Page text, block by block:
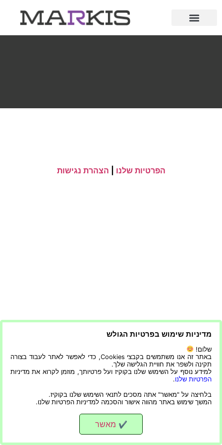
הפרטיות שלנו הצהרת נגישות
מדיניות שימוש בפרטיות הגולש
שלום!
באתר זה אנו משתמשים בקבצי Cookies, כדי לאפשר לאתר לעבוד בצורה
תקינה ולשפר את חוויית הגלישה שלך.
למידע נוסף על השימוש שלנו בקוקיז ועל פרטיותך, מוזמן לקרוא את מדיניות
הפרטיות שלנו.
בלחיצה על "מאשר" אתה מסכים לתנאי השימוש שלנו בקוקיז.
המשך שימוש באתר מהווה אישור והסכמה למדיניות הפרטיות שלנו.
✔ מאשר